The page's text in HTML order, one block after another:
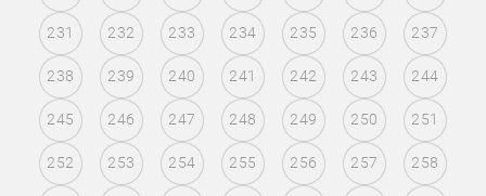
231 232 233 234 235 236 237
238 239 240 241 242 243 244
245 246 247 248 249 250 251
252 253 254 255 256 257 258